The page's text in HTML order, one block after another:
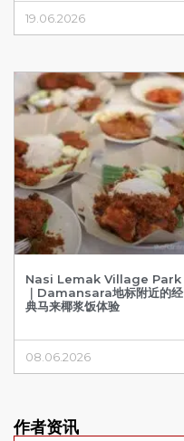
19.06.2026
Nasi Lemak Village Park
｜Damansara地标附近的经
典马来椰浆饭体验
08.06.2026
作者资讯